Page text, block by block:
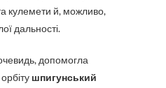
кулемети й, можливо,
дальності.
допомогла
шпигунський